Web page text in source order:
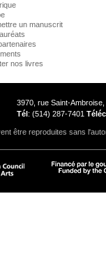
un manuscrit
nos livres
3970, rue Saint-
Tél: (514) 287-7401 Téléc
être reproduites sans